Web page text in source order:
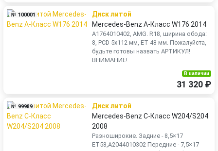
№ 100001
Диск литой
Mercedes-Benz A-Класс W176 2014
A1764010402, AMG. R18, ширина обода:
8, PCD 5x112 мм, ET 48 мм. Пожалуйста,
будьте готовы назвать АРТИКУЛ!
ВНИМАНИЕ!
В наличии
31 320 ₽
№ 99989
Диск литой
Mercedes-Benz C-Класс W204/S204
2008
Разноширокие. Задние - 8,5×17
ET58,А2044010302 Передние - 7,5×17